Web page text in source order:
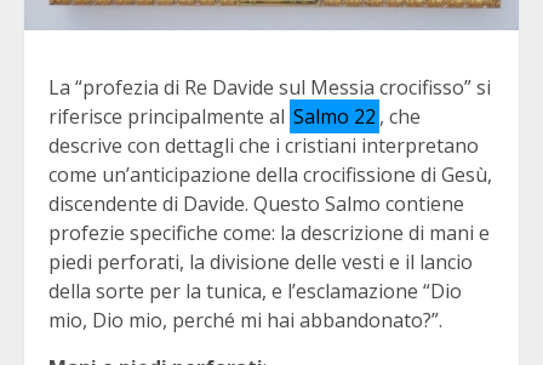
La “profezia di Re Davide sul Messia crocifisso” si
riferisce principalmente al Salmo 22 , che
descrive con dettagli che i cristiani interpretano
come un’anticipazione della crocifissione di Gesù,
discendente di Davide. Questo Salmo contiene
profezie specifiche come: la descrizione di mani e
piedi perforati, la divisione delle vesti e il lancio
della sorte per la tunica, e l’esclamazione “Dio
mio, Dio mio, perché mi hai abbandonato?”.